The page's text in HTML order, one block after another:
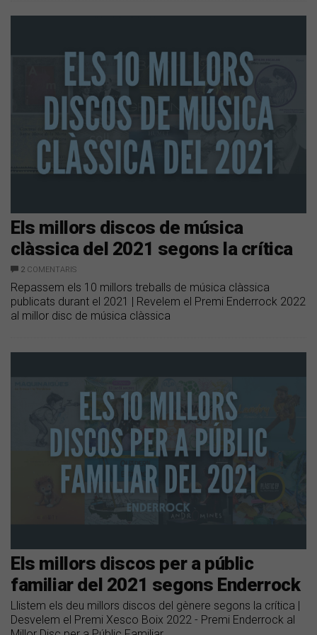
Els millors discos de música
clàssica del 2021 segons la crítica
2 COMENTARIS
Repassem els 10 millors treballs de música clàssica
publicats durant el 2021 | Revelem el Premi Enderrock 2022
al millor disc de música clàssica
Els millors discos per a públic
familiar del 2021 segons Enderrock
Llistem els deu millors discos del gènere segons la crítica |
Desvelem el Premi Xesco Boix 2022 - Premi Enderrock al